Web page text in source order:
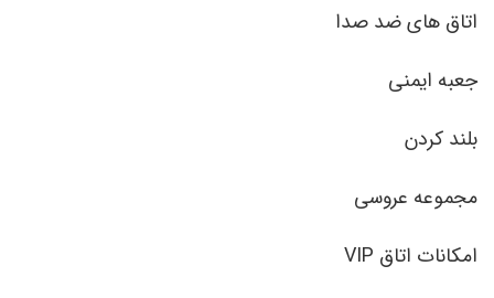
اتاق های ضد صدا
جعبه ایمنی
بلند کردن
مجموعه عروسی
امکانات اتاق VIP